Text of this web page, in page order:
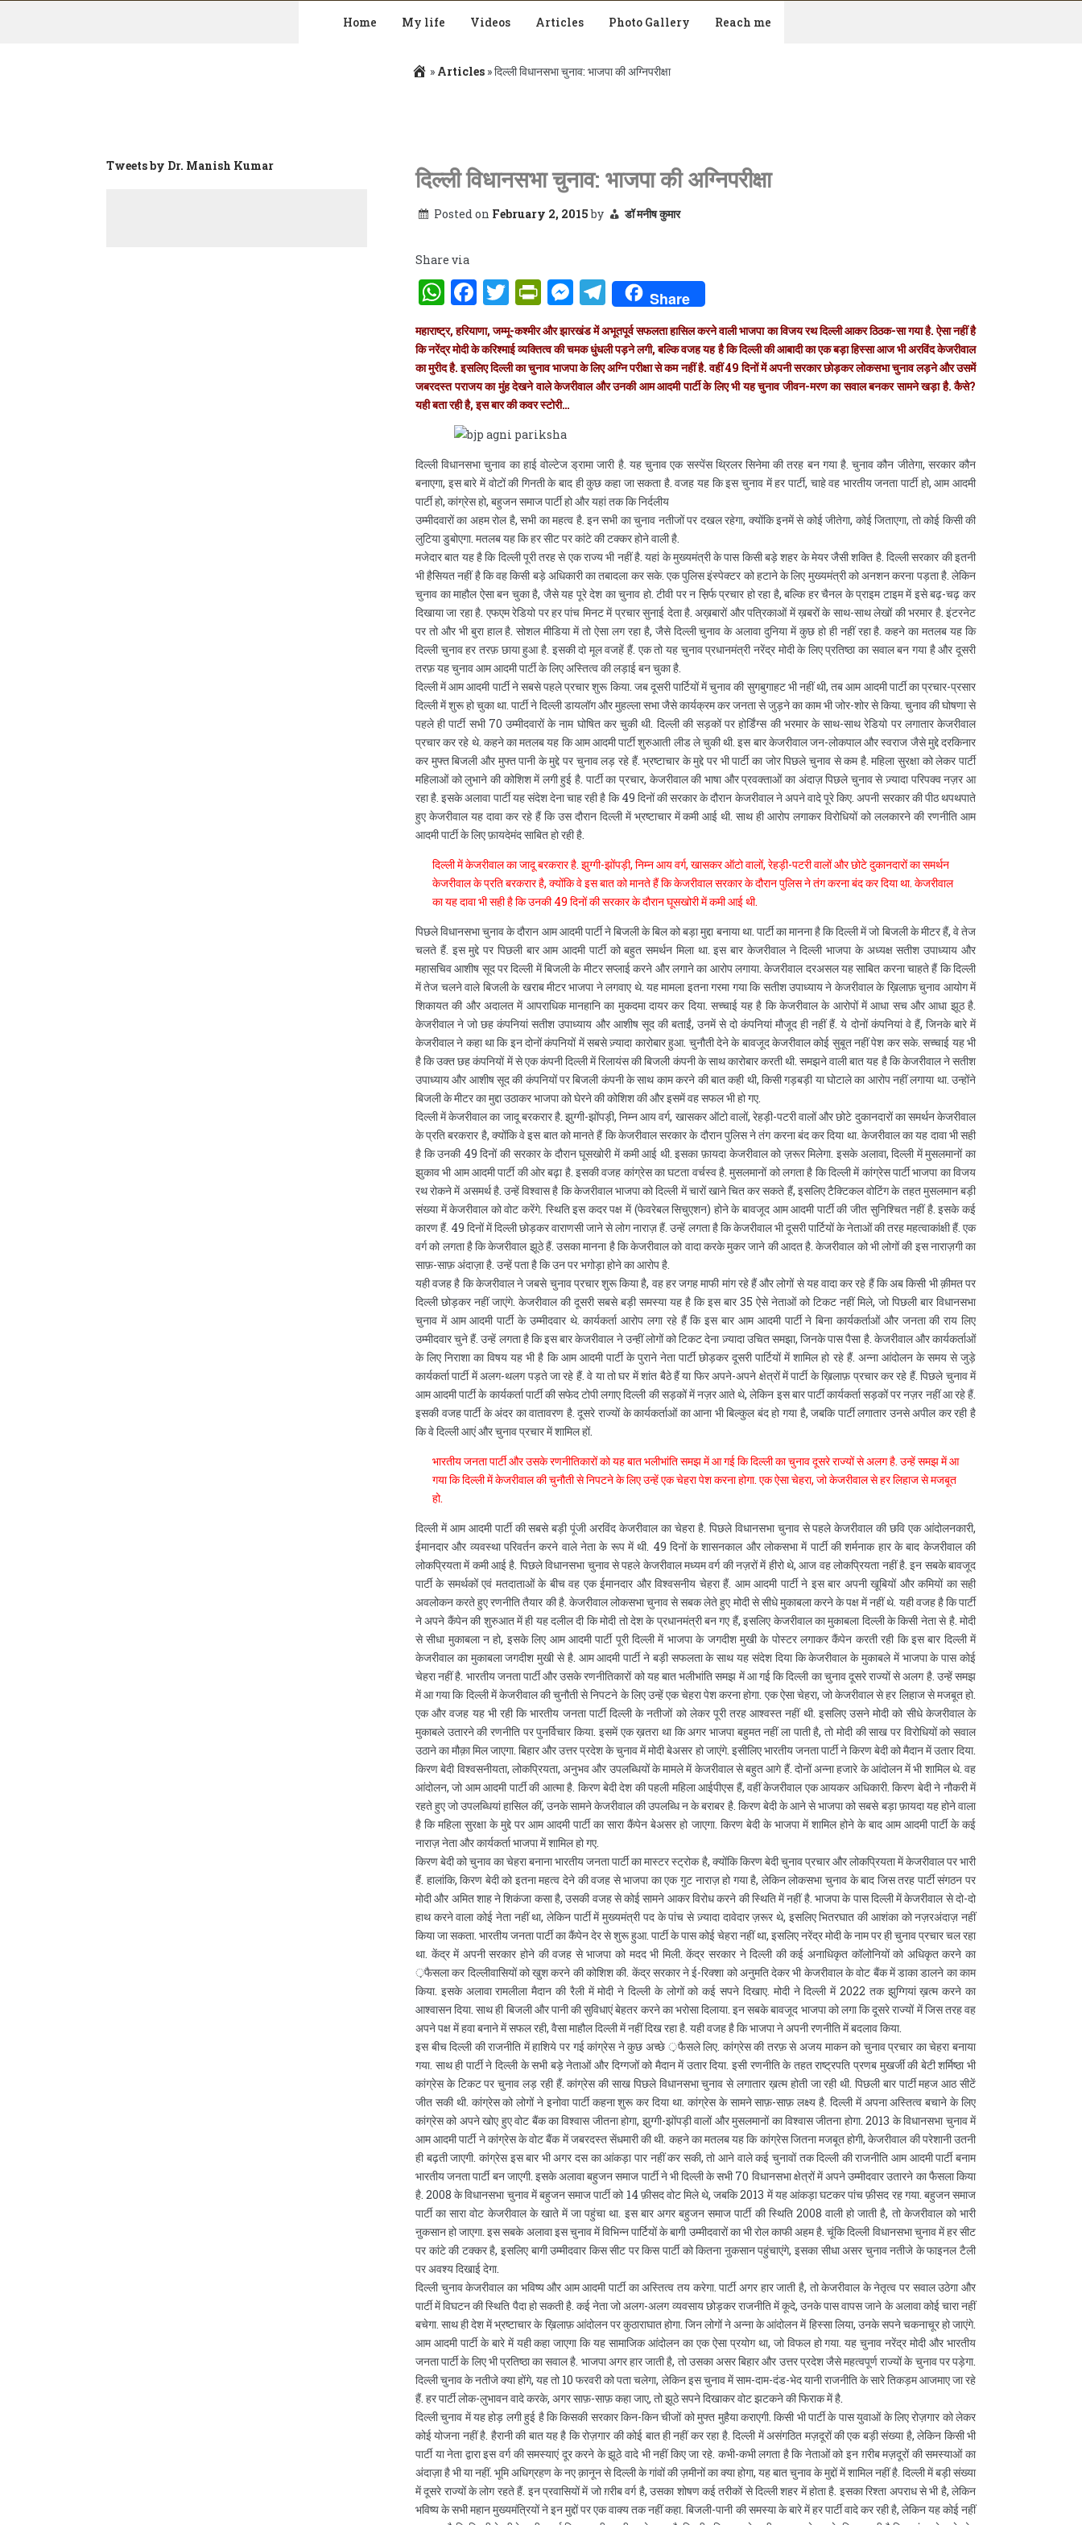
Home My life Videos Articles Photo Gallery Reach me
» Articles »दिल्ली विधानसभा चुनाव: भाजपा की अग्निपरीक्षा
दिल्ली विधानसभा चुनाव: भाजपा की अग्निपरीक्षा
Posted on February 2, 2015by डॉ मनीष कुमार
Share via
WhatsApp
Facebook
Twitter
PrintFriendly
Messenger
Telegram
Share
महाराष्ट्र, हरियाणा, जम्मू-कश्मीर और झारखंड में अभूतपूर्व सफलता हासिल करने वाली भाजपा का विजय रथ दिल्ली आकर ठिठक-सा गया है. ऐसा नहीं है
कि नरेंद्र मोदी के करिश्माई व्यक्तित्व की चमक धुंधली पड़ने लगी, बल्कि वजह यह है कि दिल्ली की आबादी का एक बड़ा हिस्सा आज भी अरविंद केजरीवाल
का मुरीद है. इसलिए दिल्ली का चुनाव भाजपा के लिए अग्नि परीक्षा से कम नहीं है. वहीं 49 दिनों में अपनी सरकार छोड़कर लोकसभा चुनाव लड़ने और उसमें
जबरदस्त पराजय का मुंह देखने वाले केजरीवाल और उनकी आम आदमी पार्टी के लिए भी यह चुनाव जीवन-मरण का सवाल बनकर सामने खड़ा है. कैसे?
यही बता रही है, इस बार की कवर स्टोरी…
दिल्ली विधानसभा चुनाव का हाई वोल्टेज ड्रामा जारी है. यह चुनाव एक सस्पेंस थ्रिलर सिनेमा की तरह बन गया है. चुनाव कौन जीतेगा, सरकार कौन
बनाएगा, इस बारे में वोटों की गिनती के बाद ही कुछ कहा जा सकता है. वजह यह कि इस चुनाव में हर पार्टी, चाहे वह भारतीय जनता पार्टी हो, आम आदमी
पार्टी हो, कांग्रेस हो, बहुजन समाज पार्टी हो और यहां तक कि निर्दलीय
उम्मीदवारों का अहम रोल है, सभी का महत्व है. इन सभी का चुनाव नतीजों पर दखल रहेगा, क्योंकि इनमें से कोई जीतेगा, कोई जिताएगा, तो कोई किसी की
लुटिया डुबोएगा. मतलब यह कि हर सीट पर कांटे की टक्कर होने वाली है.
मजेदार बात यह है कि दिल्ली पूरी तरह से एक राज्य भी नहीं है. यहां के मुख्यमंत्री के पास किसी बड़े शहर के मेयर जैसी शक्ति है. दिल्ली सरकार की इतनी
भी हैसियत नहीं है कि वह किसी बड़े अधिकारी का तबादला कर सके. एक पुलिस इंस्पेक्टर को हटाने के लिए मुख्यमंत्री को अनशन करना पड़ता है. लेकिन
चुनाव का माहौल ऐसा बन चुका है, जैसे यह पूरे देश का चुनाव हो. टीवी पर न स़िर्फ प्रचार हो रहा है, बल्कि हर चैनल के प्राइम टाइम में इसे बढ़-चढ़ कर
दिखाया जा रहा है. एफएम रेडियो पर हर पांच मिनट में प्रचार सुनाई देता है. अख़बारों और पत्रिकाओं में ख़बरों के साथ-साथ लेखों की भरमार है. इंटरनेट
पर तो और भी बुरा हाल है. सोशल मीडिया में तो ऐसा लग रहा है, जैसे दिल्ली चुनाव के अलावा दुनिया में कुछ हो ही नहीं रहा है. कहने का मतलब यह कि
दिल्ली चुनाव हर तरफ़ छाया हुआ है. इसकी दो मूल वजहें हैं. एक तो यह चुनाव प्रधानमंत्री नरेंद्र मोदी के लिए प्रतिष्ठा का सवाल बन गया है और दूसरी
तरफ़ यह चुनाव आम आदमी पार्टी के लिए अस्तित्व की लड़ाई बन चुका है.
दिल्ली में आम आदमी पार्टी ने सबसे पहले प्रचार शुरू किया. जब दूसरी पार्टियों में चुनाव की सुगबुगाहट भी नहीं थी, तब आम आदमी पार्टी का प्रचार-प्रसार
दिल्ली में शुरू हो चुका था. पार्टी ने दिल्ली डायलॉग और मुहल्ला सभा जैसे कार्यक्रम कर जनता से जुड़ने का काम भी जोर-शोर से किया. चुनाव की घोषणा से
पहले ही पार्टी सभी 70 उम्मीदवारों के नाम घोषित कर चुकी थी. दिल्ली की सड़कों पर होर्डिंग्स की भरमार के साथ-साथ रेडियो पर लगातार केजरीवाल
प्रचार कर रहे थे. कहने का मतलब यह कि आम आदमी पार्टी शुरुआती लीड ले चुकी थी. इस बार केजरीवाल जन-लोकपाल और स्वराज जैसे मुद्दे दरकिनार
कर मुफ्त बिजली और मुफ्त पानी के मुद्दे पर चुनाव लड़ रहे हैं. भ्रष्टाचार के मुद्दे पर भी पार्टी का जोर पिछले चुनाव से कम है. महिला सुरक्षा को लेकर पार्टी
महिलाओं को लुभाने की कोशिश में लगी हुई है. पार्टी का प्रचार, केजरीवाल की भाषा और प्रवक्ताओं का अंदाज़ पिछले चुनाव से ज़्यादा परिपक्व नज़र आ
रहा है. इसके अलावा पार्टी यह संदेश देना चाह रही है कि 49 दिनों की सरकार के दौरान केजरीवाल ने अपने वादे पूरे किए. अपनी सरकार की पीठ थपथपाते
हुए केजरीवाल यह दावा कर रहे हैं कि उस दौरान दिल्ली में भ्रष्टाचार में कमी आई थी. साथ ही आरोप लगाकर विरोधियों को ललकारने की रणनीति आम
आदमी पार्टी के लिए फ़ायदेमंद साबित हो रही है.
दिल्ली में केजरीवाल का जादू बरकरार है. झुग्गी-झोंपड़ी, निम्न आय वर्ग, खासकर ऑटो वालों, रेहड़ी-पटरी वालों और छोटे दुकानदारों का समर्थन
केजरीवाल के प्रति बरकरार है, क्योंकि वे इस बात को मानते हैं कि केजरीवाल सरकार के दौरान पुलिस ने तंग करना बंद कर दिया था. केजरीवाल
का यह दावा भी सही है कि उनकी 49 दिनों की सरकार के दौरान घूसखोरी में कमी आई थी.
पिछले विधानसभा चुनाव के दौरान आम आदमी पार्टी ने बिजली के बिल को बड़ा मुद्दा बनाया था. पार्टी का मानना है कि दिल्ली में जो बिजली के मीटर हैं, वे तेज
चलते हैं. इस मुद्दे पर पिछली बार आम आदमी पार्टी को बहुत समर्थन मिला था. इस बार केजरीवाल ने दिल्ली भाजपा के अध्यक्ष सतीश उपाध्याय और
महासचिव आशीष सूद पर दिल्ली में बिजली के मीटर सप्लाई करने और लगाने का आरोप लगाया. केजरीवाल दरअसल यह साबित करना चाहते हैं कि दिल्ली
में तेज चलने वाले बिजली के खराब मीटर भाजपा ने लगवाए थे. यह मामला इतना गरमा गया कि सतीश उपाध्याय ने केजरीवाल के ख़िलाफ़ चुनाव आयोग में
शिकायत की और अदालत में आपराधिक मानहानि का मुकदमा दायर कर दिया. सच्चाई यह है कि केजरीवाल के आरोपों में आधा सच और आधा झूठ है.
केजरीवाल ने जो छह कंपनियां सतीश उपाध्याय और आशीष सूद की बताईं, उनमें से दो कंपनियां मौजूद ही नहीं हैं. ये दोनों कंपनियां वे हैं, जिनके बारे में
केजरीवाल ने कहा था कि इन दोनों कंपनियों में सबसे ज़्यादा कारोबार हुआ. चुनौती देने के बावजूद केजरीवाल कोई सुबूत नहीं पेश कर सके. सच्चाई यह भी
है कि उक्त छह कंपनियों में से एक कंपनी दिल्ली में रिलायंस की बिजली कंपनी के साथ कारोबार करती थी. समझने वाली बात यह है कि केजरीवाल ने सतीश
उपाध्याय और आशीष सूद की कंपनियों पर बिजली कंपनी के साथ काम करने की बात कही थी, किसी गड़बड़ी या घोटाले का आरोप नहीं लगाया था. उन्होंने
बिजली के मीटर का मुद्दा उठाकर भाजपा को घेरने की कोशिश की और इसमें वह सफल भी हो गए.
दिल्ली में केजरीवाल का जादू बरकरार है. झुग्गी-झोंपड़ी, निम्न आय वर्ग, खासकर ऑटो वालों, रेहड़ी-पटरी वालों और छोटे दुकानदारों का समर्थन केजरीवाल
के प्रति बरकरार है, क्योंकि वे इस बात को मानते हैं कि केजरीवाल सरकार के दौरान पुलिस ने तंग करना बंद कर दिया था. केजरीवाल का यह दावा भी सही
है कि उनकी 49 दिनों की सरकार के दौरान घूसखोरी में कमी आई थी. इसका फ़ायदा केजरीवाल को ज़रूर मिलेगा. इसके अलावा, दिल्ली में मुसलमानों का
झुकाव भी आम आदमी पार्टी की ओर बढ़ा है. इसकी वजह कांग्रेस का घटता वर्चस्व है. मुसलमानों को लगता है कि दिल्ली में कांग्रेस पार्टी भाजपा का विजय
रथ रोकने में असमर्थ है. उन्हें विश्‍वास है कि केजरीवाल भाजपा को दिल्ली में चारों खाने चित कर सकते हैं, इसलिए टैक्टिकल वोटिंग के तहत मुसलमान बड़ी
संख्या में केजरीवाल को वोट करेंगे. स्थिति इस कदर पक्ष में (फेवरेबल सिचुएशन) होने के बावजूद आम आदमी पार्टी की जीत सुनिश्‍चित नहीं है. इसके कई
कारण हैं. 49 दिनों में दिल्ली छोड़कर वाराणसी जाने से लोग नाराज़ हैं. उन्हें लगता है कि केजरीवाल भी दूसरी पार्टियों के नेताओं की तरह महत्वाकांक्षी हैं. एक
वर्ग को लगता है कि केजरीवाल झूठे हैं. उसका मानना है कि केजरीवाल को वादा करके मुकर जाने की आदत है. केजरीवाल को भी लोगों की इस नाराज़गी का
साफ़-साफ़ अंदाज़ा है. उन्हें पता है कि उन पर भगोड़ा होने का आरोप है.
यही वजह है कि केजरीवाल ने जबसे चुनाव प्रचार शुरू किया है, वह हर जगह माफी मांग रहे हैं और लोगों से यह वादा कर रहे हैं कि अब किसी भी क़ीमत पर
दिल्ली छोड़कर नहीं जाएंगे. केजरीवाल की दूसरी सबसे बड़ी समस्या यह है कि इस बार 35 ऐसे नेताओं को टिकट नहीं मिले, जो पिछली बार विधानसभा
चुनाव में आम आदमी पार्टी के उम्मीदवार थे. कार्यकर्ता आरोप लगा रहे हैं कि इस बार आम आदमी पार्टी ने बिना कार्यकर्ताओं और जनता की राय लिए
उम्मीदवार चुने हैं. उन्हें लगता है कि इस बार केजरीवाल ने उन्हीं लोगों को टिकट देना ज़्यादा उचित समझा, जिनके पास पैसा है. केजरीवाल और कार्यकर्ताओं
के लिए निराशा का विषय यह भी है कि आम आदमी पार्टी के पुराने नेता पार्टी छोड़कर दूसरी पार्टियों में शामिल हो रहे हैं. अन्ना आंदोलन के समय से जुड़े
कार्यकर्ता पार्टी में अलग-थलग पड़ते जा रहे हैं. वे या तो घर में शांत बैठे हैं या फिर अपने-अपने क्षेत्रों में पार्टी के ख़िलाफ़ प्रचार कर रहे हैं. पिछले चुनाव में
आम आदमी पार्टी के कार्यकर्ता पार्टी की सफेद टोपी लगाए दिल्ली की सड़कों में नज़र आते थे, लेकिन इस बार पार्टी कार्यकर्ता सड़कों पर नज़र नहीं आ रहे हैं.
इसकी वजह पार्टी के अंदर का वातावरण है. दूसरे राज्यों के कार्यकर्ताओं का आना भी बिल्कुल बंद हो गया है, जबकि पार्टी लगातार उनसे अपील कर रही है
कि वे दिल्ली आएं और चुनाव प्रचार में शामिल हों.
भारतीय जनता पार्टी और उसके रणनीतिकारों को यह बात भलीभांति समझ में आ गई कि दिल्ली का चुनाव दूसरे राज्यों से अलग है. उन्हें समझ में आ
गया कि दिल्ली में केजरीवाल की चुनौती से निपटने के लिए उन्हें एक चेहरा पेश करना होगा. एक ऐसा चेहरा, जो केजरीवाल से हर लिहाज से मजबूत
हो.
दिल्ली में आम आदमी पार्टी की सबसे बड़ी पूंजी अरविंद केजरीवाल का चेहरा है. पिछले विधानसभा चुनाव से पहले केजरीवाल की छवि एक आंदोलनकारी,
ईमानदार और व्यवस्था परिवर्तन करने वाले नेता के रूप में थी. 49 दिनों के शासनकाल और लोकसभा में पार्टी की शर्मनाक हार के बाद केजरीवाल की
लोकप्रियता में कमी आई है. पिछले विधानसभा चुनाव से पहले केजरीवाल मध्यम वर्ग की नज़रों में हीरो थे, आज वह लोकप्रियता नहीं है. इन सबके बावजूद
पार्टी के समर्थकों एवं मतदाताओं के बीच वह एक ईमानदार और विश्‍वसनीय चेहरा हैं. आम आदमी पार्टी ने इस बार अपनी खूबियों और कमियों का सही
अवलोकन करते हुए रणनीति तैयार की है. केजरीवाल लोकसभा चुनाव से सबक लेते हुए मोदी से सीधे मुकाबला करने के पक्ष में नहीं थे. यही वजह है कि पार्टी
ने अपने कैंपेन की शुरुआत में ही यह दलील दी कि मोदी तो देश के प्रधानमंत्री बन गए हैं, इसलिए केजरीवाल का मुकाबला दिल्ली के किसी नेता से है. मोदी
से सीधा मुकाबला न हो, इसके लिए आम आदमी पार्टी पूरी दिल्ली में भाजपा के जगदीश मुखी के पोस्टर लगाकर कैंपेन करती रही कि इस बार दिल्ली में
केजरीवाल का मुकाबला जगदीश मुखी से है. आम आदमी पार्टी ने बड़ी सफलता के साथ यह संदेश दिया कि केजरीवाल के मुकाबले में भाजपा के पास कोई
चेहरा नहीं है. भारतीय जनता पार्टी और उसके रणनीतिकारों को यह बात भलीभांति समझ में आ गई कि दिल्ली का चुनाव दूसरे राज्यों से अलग है. उन्हें समझ
में आ गया कि दिल्ली में केजरीवाल की चुनौती से निपटने के लिए उन्हें एक चेहरा पेश करना होगा. एक ऐसा चेहरा, जो केजरीवाल से हर लिहाज से मजबूत हो.
एक और वजह यह भी रही कि भारतीय जनता पार्टी दिल्ली के नतीजों को लेकर पूरी तरह आश्‍वस्त नहीं थी. इसलिए उसने मोदी को सीधे केजरीवाल के
मुकाबले उतारने की रणनीति पर पुनर्विचार किया. इसमें एक ख़तरा था कि अगर भाजपा बहुमत नहीं ला पाती है, तो मोदी की साख पर विरोधियों को सवाल
उठाने का मौक़ा मिल जाएगा. बिहार और उत्तर प्रदेश के चुनाव में मोदी बेअसर हो जाएंगे. इसीलिए भारतीय जनता पार्टी ने किरण बेदी को मैदान में उतार दिया.
किरण बेदी विश्‍वसनीयता, लोकप्रियता, अनुभव और उपलब्धियों के मामले में केजरीवाल से बहुत आगे हैं. दोनों अन्ना हजारे के आंदोलन में भी शामिल थे. वह
आंदोलन, जो आम आदमी पार्टी की आत्मा है. किरण बेदी देश की पहली महिला आईपीएस हैं, वहीं केजरीवाल एक आयकर अधिकारी. किरण बेदी ने नौकरी में
रहते हुए जो उपलब्धियां हासिल कीं, उनके सामने केजरीवाल की उपलब्धि न के बराबर है. किरण बेदी के आने से भाजपा को सबसे बड़ा फ़ायदा यह होने वाला
है कि महिला सुरक्षा के मुद्दे पर आम आदमी पार्टी का सारा कैंपेन बेअसर हो जाएगा. किरण बेदी के भाजपा में शामिल होने के बाद आम आदमी पार्टी के कई
नाराज़ नेता और कार्यकर्ता भाजपा में शामिल हो गए.
किरण बेदी को चुनाव का चेहरा बनाना भारतीय जनता पार्टी का मास्टर स्ट्रोक है, क्योंकि किरण बेदी चुनाव प्रचार और लोकप्रियता में केजरीवाल पर भारी
हैं. हालांकि, किरण बेदी को इतना महत्व देने की वजह से भाजपा का एक गुट नाराज़ हो गया है, लेकिन लोकसभा चुनाव के बाद जिस तरह पार्टी संगठन पर
मोदी और अमित शाह ने शिकंजा कसा है, उसकी वजह से कोई सामने आकर विरोध करने की स्थिति में नहीं है. भाजपा के पास दिल्ली में केजरीवाल से दो-दो
हाथ करने वाला कोई नेता नहीं था, लेकिन पार्टी में मुख्यमंत्री पद के पांच से ज़्यादा दावेदार ज़रूर थे, इसलिए भितरघात की आशंका को नज़रअंदाज़ नहीं
किया जा सकता. भारतीय जनता पार्टी का कैंपेन देर से शुरू हुआ. पार्टी के पास कोई चेहरा नहीं था, इसलिए नरेंद्र मोदी के नाम पर ही चुनाव प्रचार चल रहा
था. केंद्र में अपनी सरकार होने की वजह से भाजपा को मदद भी मिली. केंद्र सरकार ने दिल्ली की कई अनाधिकृत कॉलोनियों को अधिकृत करने का
़फैसला कर दिल्लीवासियों को खुश करने की कोशिश की. केंद्र सरकार ने ई-रिक्शा को अनुमति देकर भी केजरीवाल के वोट बैंक में डाका डालने का काम
किया. इसके अलावा रामलीला मैदान की रैली में मोदी ने दिल्ली के लोगों को कई सपने दिखाए. मोदी ने दिल्ली में 2022 तक झुग्गियां ख़त्म करने का
आश्‍वासन दिया. साथ ही बिजली और पानी की सुविधाएं बेहतर करने का भरोसा दिलाया. इन सबके बावजूद भाजपा को लगा कि दूसरे राज्यों में जिस तरह वह
अपने पक्ष में हवा बनाने में सफल रही, वैसा माहौल दिल्ली में नहीं दिख रहा है. यही वजह है कि भाजपा ने अपनी रणनीति में बदलाव किया.
इस बीच दिल्ली की राजनीति में हाशिये पर गई कांग्रेस ने कुछ अच्छे ़फैसले लिए. कांग्रेस की तरफ़ से अजय माकन को चुनाव प्रचार का चेहरा बनाया
गया. साथ ही पार्टी ने दिल्ली के सभी बड़े नेताओं और दिग्गजों को मैदान में उतार दिया. इसी रणनीति के तहत राष्ट्रपति प्रणब मुखर्जी की बेटी शर्मिष्ठा भी
कांग्रेस के टिकट पर चुनाव लड़ रही हैं. कांग्रेस की साख पिछले विधानसभा चुनाव से लगातार ख़त्म होती जा रही थी. पिछली बार पार्टी महज आठ सीटें
जीत सकी थी. कांग्रेस को लोगों ने इनोवा पार्टी कहना शुरू कर दिया था. कांग्रेस के सामने साफ़-साफ़ लक्ष्य है. दिल्ली में अपना अस्तित्व बचाने के लिए
कांग्रेस को अपने खोए हुए वोट बैंक का विश्‍वास जीतना होगा, झुग्गी-झोंपड़ी वालों और मुसलमानों का विश्‍वास जीतना होगा. 2013 के विधानसभा चुनाव में
आम आदमी पार्टी ने कांग्रेस के वोट बैंक में जबरदस्त सेंधमारी की थी. कहने का मतलब यह कि कांग्रेस जितना मजबूत होगी, केजरीवाल की परेशानी उतनी
ही बढ़ती जाएगी. कांग्रेस इस बार भी अगर दस का आंकड़ा पार नहीं कर सकी, तो आने वाले कई चुनावों तक दिल्ली की राजनीति आम आदमी पार्टी बनाम
भारतीय जनता पार्टी बन जाएगी. इसके अलावा बहुजन समाज पार्टी ने भी दिल्ली के सभी 70 विधानसभा क्षेत्रों में अपने उम्मीदवार उतारने का फैसला किया
है. 2008 के विधानसभा चुनाव में बहुजन समाज पार्टी को 14 फ़ीसद वोट मिले थे, जबकि 2013 में यह आंकड़ा घटकर पांच फ़ीसद रह गया. बहुजन समाज
पार्टी का सारा वोट केजरीवाल के खाते में जा पहुंचा था. इस बार अगर बहुजन समाज पार्टी की स्थिति 2008 वाली हो जाती है, तो केजरीवाल को भारी
ऩुकसान हो जाएगा. इस सबके अलावा इस चुनाव में विभिन्न पार्टियों के बागी उम्मीदवारों का भी रोल काफी अहम है. चूंकि दिल्ली विधानसभा चुनाव में हर सीट
पर कांटे की टक्कर है, इसलिए बागी उम्मीदवार किस सीट पर किस पार्टी को कितना ऩुकसान पहुंचाएंगे, इसका सीधा असर चुनाव नतीजे के फाइनल टैली
पर अवश्य दिखाई देगा.
दिल्ली चुनाव केजरीवाल का भविष्य और आम आदमी पार्टी का अस्तित्व तय करेगा. पार्टी अगर हार जाती है, तो केजरीवाल के नेतृत्व पर सवाल उठेगा और
पार्टी में विघटन की स्थिति पैदा हो सकती है. कई नेता जो अलग-अलग व्यवसाय छोड़कर राजनीति में कूदे, उनके पास वापस जाने के अलावा कोई चारा नहीं
बचेगा. साथ ही देश में भ्रष्टाचार के ख़िलाफ़ आंदोलन पर कुठाराघात होगा. जिन लोगों ने अन्ना के आंदोलन में हिस्सा लिया, उनके सपने चकनाचूर हो जाएंगे.
आम आदमी पार्टी के बारे में यही कहा जाएगा कि यह सामाजिक आंदोलन का एक ऐसा प्रयोग था, जो विफल हो गया. यह चुनाव नरेंद्र मोदी और भारतीय
जनता पार्टी के लिए भी प्रतिष्ठा का सवाल है. भाजपा अगर हार जाती है, तो उसका असर बिहार और उत्तर प्रदेश जैसे महत्वपूर्ण राज्यों के चुनाव पर पड़ेगा.
दिल्ली चुनाव के नतीजे क्या होंगे, यह तो 10 फरवरी को पता चलेगा, लेकिन इस चुनाव में साम-दाम-दंड-भेद यानी राजनीति के सारे तिकड़म आजमाए जा रहे
हैं. हर पार्टी लोक-लुभावन वादे करके, अगर साफ़-साफ़ कहा जाए, तो झूठे सपने दिखाकर वोट झटकने की फिराक में है.
दिल्ली चुनाव में यह होड़ लगी हुई है कि किसकी सरकार किन-किन चीजों को मुफ्त मुहैया कराएगी. किसी भी पार्टी के पास युवाओं के लिए रोज़गार को लेकर
कोई योजना नहीं है. हैरानी की बात यह है कि रोज़गार की कोई बात ही नहीं कर रहा है. दिल्ली में असंगठित मज़दूरों की एक बड़ी संख्या है, लेकिन किसी भी
पार्टी या नेता द्वारा इस वर्ग की समस्याएं दूर करने के झूठे वादे भी नहीं किए जा रहे. कभी-कभी लगता है कि नेताओं को इन ग़रीब मज़दूरों की समस्याओं का
अंदाज़ा है भी या नहीं. भूमि अधिग्रहण के नए क़ानून से दिल्ली के गांवों की ज़मीनों का क्या होगा, यह बात चुनाव के मुद्दों में शामिल नहीं है. दिल्ली में बड़ी संख्या
में दूसरे राज्यों के लोग रहते हैं. इन प्रवासियों में जो ग़रीब वर्ग है, उसका शोषण कई तरीकों से दिल्ली शहर में होता है. इसका रिश्ता अपराध से भी है, लेकिन
भविष्य के सभी महान मुख्यमंत्रियों ने इन मुद्दों पर एक वाक्य तक नहीं कहा. बिजली-पानी की समस्या के बारे में हर पार्टी वादे कर रही है, लेकिन यह कोई नहीं
Tweets by Dr. Manish Kumar